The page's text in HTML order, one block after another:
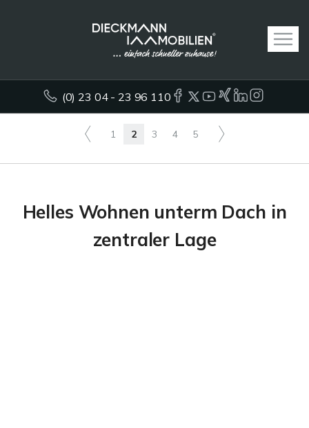
(0) 23 04 - 23 96 110
1 2 3 4 5
Helles Wohnen unterm Dach in
zentraler Lage